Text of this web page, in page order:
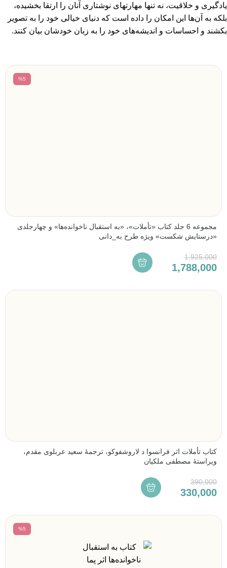
یادگیری و خلاقیت، نه تنها مهارتهای نوشتاری آنان را ارتقا بخشیده،
بلکه به آن‌ها این امکان را داده است که دنیای خیالی خود را به تصویر
بکشند و احساسات و اندیشه‌های خود را به زبان خودشان بیان کنند.
%5
مجموعه 6 جلد کتاب «تأملات»، «به استقبال ناخوانده‌ها» و چهارجلدی
«درستایش شکست» ویژه طرح به_دانی
1,925,000
1,788,000
کتاب تأملات اثر فرانسوا د لاروشفوکو، ترجمۀ سعید عربلوی مقدم،
ویراستۀ مصطفی ملکیان
390,000
330,000
%5